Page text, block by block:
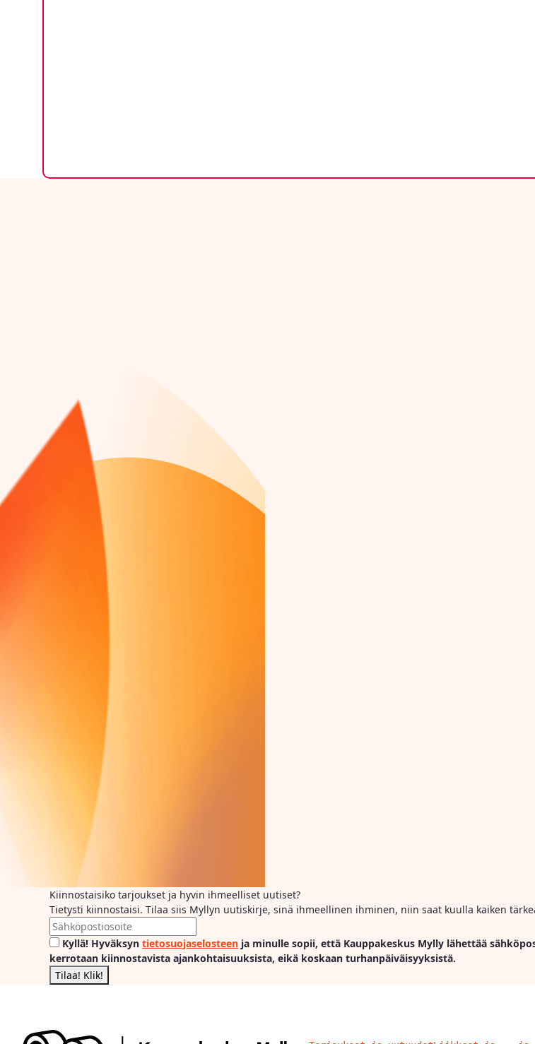
Kiinnostaisiko tarjoukset ja hyvin ihmeelliset uutiset?
Tietysti kiinnostaisi. Tilaa siis Myllyn uutiskirje, sinä ihmeellinen ihminen, niin saat kuulla kaiken
Kyllä! Hyväksyn tietosuojaselosteen ja minulle sopii, että Kauppakeskus Mylly lähettää
kerrotaan kiinnostavista ajankohtaisuuksista, eikä koskaan turhanpäiväisyyksistä.